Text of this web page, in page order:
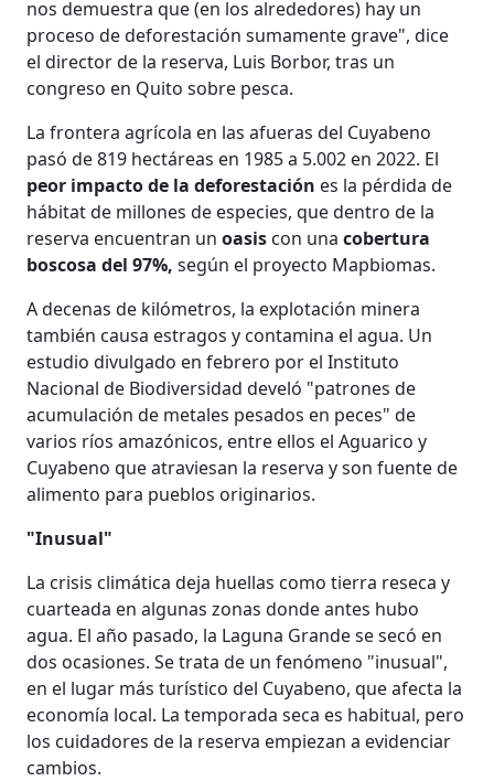
nos demuestra que (en los alrededores) hay un
proceso de deforestación sumamente grave", dice
el director de la reserva, Luis Borbor, tras un
congreso en Quito sobre pesca.
La frontera agrícola en las afueras del Cuyabeno
pasó de 819 hectáreas en 1985 a 5.002 en 2022. El
peor impacto de la deforestación es la pérdida de
hábitat de millones de especies, que dentro de la
reserva encuentran unoasis con unacobertura
boscosa del 97%,según el proyecto Mapbiomas.
A decenas de kilómetros, la explotación minera
también causa estragos y contamina el agua. Un
estudio divulgado en febrero por el Instituto
Nacional de Biodiversidad develó "patrones de
acumulación de metales pesados en peces" de
varios ríos amazónicos, entre ellos el Aguarico y
Cuyabeno que atraviesan la reserva y son fuente de
alimento para pueblos originarios.
"Inusual"
La crisis climática deja huellas como tierra reseca y
cuarteada en algunas zonas donde antes hubo
agua. El año pasado, la Laguna Grande se secó en
dos ocasiones. Se trata de un fenómeno "inusual",
en el lugar más turístico del Cuyabeno, que afecta la
economía local. La temporada seca es habitual, pero
los cuidadores de la reserva empiezan a evidenciar
cambios.